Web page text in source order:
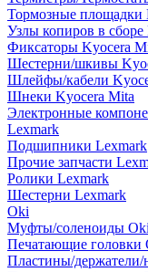
Тормозные площадки
Узлы копиров в
Фиксаторы Kyocera
Шестерни/шкивы
Шлейфы/кабели
Шнеки Kyocera Mita
Электронные
Lexmark
Подшипники Lexmark
Прочие запчасти
Ролики Lexmark
Шестерни Lexmark
Oki
Муфты/соленоиды Oki
Печатающие головки
Пластины/